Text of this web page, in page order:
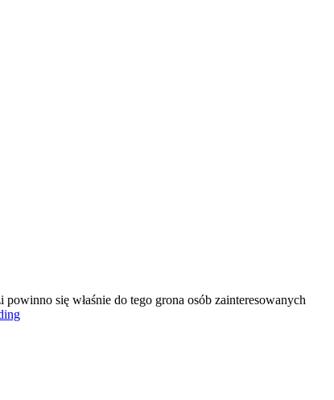
się właśnie do tego grona osób zainteresowanych